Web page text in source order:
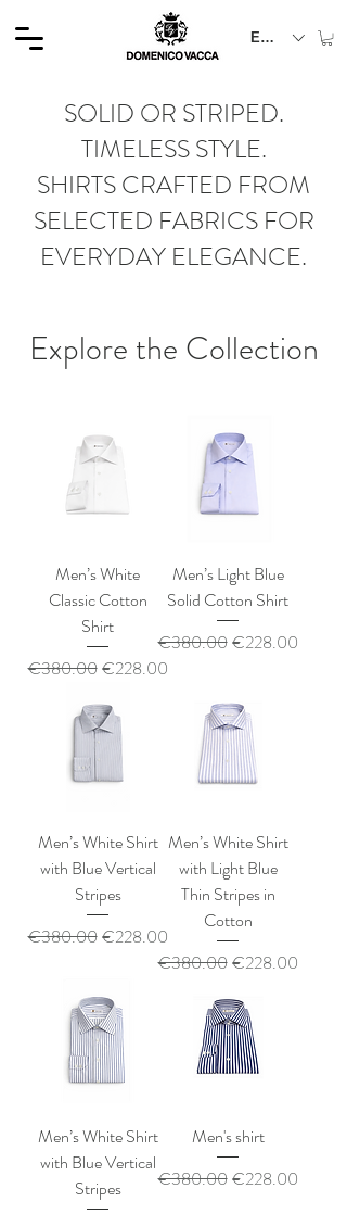
EUR (€)
SOLID OR STRIPED.
TIMELESS STYLE.
SHIRTS CRAFTED FROM
SELECTED FABRICS FOR
EVERYDAY ELEGANCE.
Explore the Collection
Men’s White
Classic Cotton
Shirt
通常価格
€380.00セール価格
€228.00
Men’s Light Blue
Solid Cotton Shirt
通常価格
€380.00セール価格
€228.00
Men’s White Shirt
with Blue Vertical
Stripes
通常価格
€380.00セール価格
€228.00
Men’s White Shirt
with Light Blue
Thin Stripes in
Cotton
通常価格
€380.00セール価格
€228.00
Men’s White Shirt
with Blue Vertical
Stripes
Men's shirt
通常価格
€380.00セール価格
€228.00